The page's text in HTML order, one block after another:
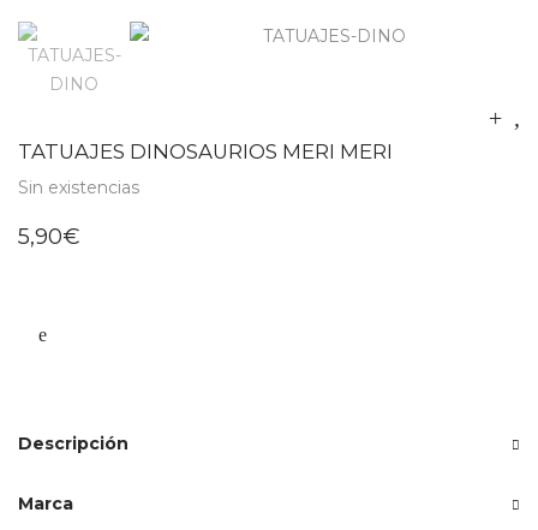
TATUAJES DINOSAURIOS MERI MERI
Sin existencias
5,90€
Descripción
Marca